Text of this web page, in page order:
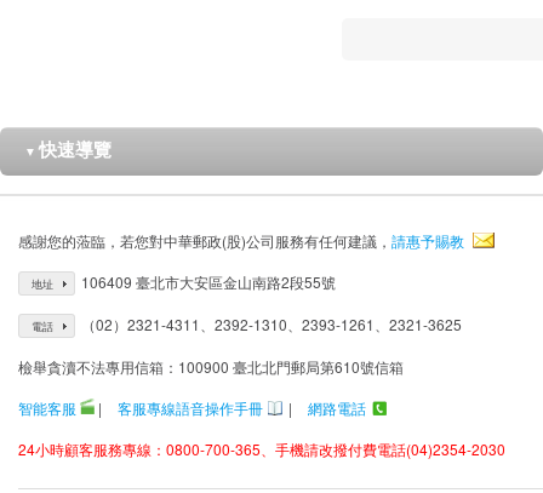
▼ 快速導覽
感謝您的蒞臨，若您對中華郵政(股)公司服務有任何建議， 請惠予賜教
地址 106409 臺北市大安區金山南路2段55號
電話 （02）2321-4311、2392-1310、2393-1261、2321-3625
檢舉貪瀆不法專用信箱：100900 臺北北門郵局第610號信箱
智能客服
| 客服專線語音操作手冊 |
網路電話
24小時顧客服務專線：0800-700-365、手機請改撥付費電話(04)2354-2030